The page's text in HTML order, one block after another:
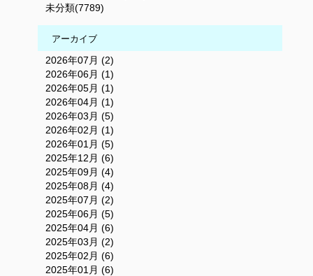
未分類(7789)
アーカイブ
2026年07月 (2)
2026年06月 (1)
2026年05月 (1)
2026年04月 (1)
2026年03月 (5)
2026年02月 (1)
2026年01月 (5)
2025年12月 (6)
2025年09月 (4)
2025年08月 (4)
2025年07月 (2)
2025年06月 (5)
2025年04月 (6)
2025年03月 (2)
2025年02月 (6)
2025年01月 (6)